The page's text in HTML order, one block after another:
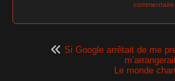
commentaire
Si Google arrêtait de me
Le monde